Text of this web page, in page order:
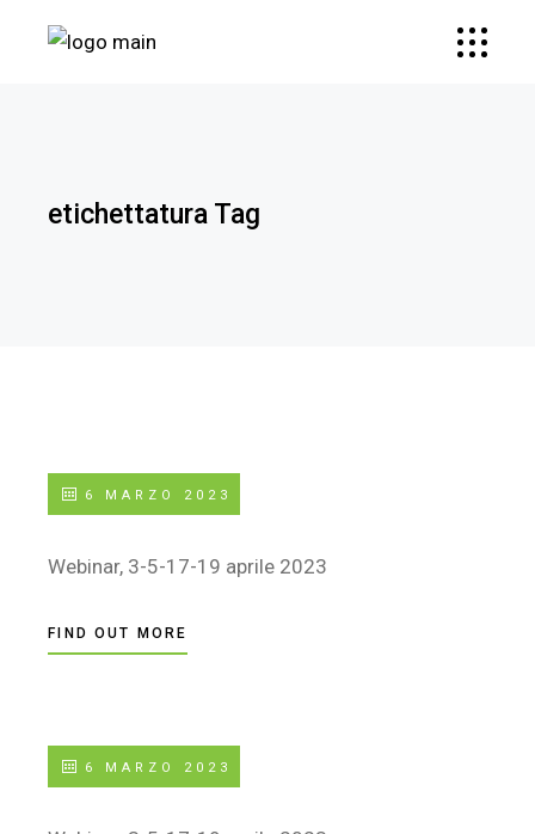
etichettatura Tag
6 MARZO 2023
Webinar, 3-5-17-19 aprile 2023
FIND OUT MORE
6 MARZO 2023